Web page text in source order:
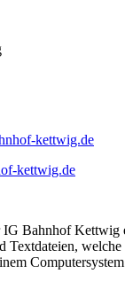
kettwig.de
kettwig.de
IG Bahnhof Kettwig
Textdateien, welche